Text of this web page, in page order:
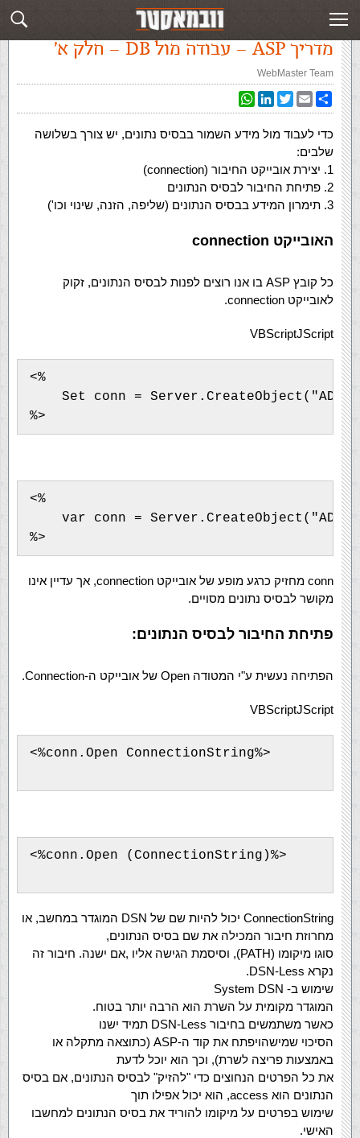
עמוד ראשי » מדריך ASP – עבודה מול DB – חלק א'
מדריך ASP – עבודה מול DB – חלק א'
WebMaster Team
WhatsAppLinkedInTwitterEmailShare
כדי לעבוד מול מידע השמור בבסיס נתונים, יש צורך בשלושה
שלבים:
1. יצירת אובייקט החיבור (connection)
2. פתיחת החיבור לבסיס הנתונים
3. תימרון המידע בבסיס הנתונים (שליפה, הזנה, שינוי וכו')
האובייקט connection
כל קובץ ASP בו אנו רוצים לפנות לבסיס הנתונים, זקוק
לאובייקט connection.
VBScriptJScript
<%
Set conn =
<%
var conn =
conn מחזיק כרגע מופע של אובייקט connection, אך עדיין אינו
מקושר לבסיס נתונים מסויים.
פתיחת החיבור לבסיס הנתונים:
הפתיחה נעשית ע"י המטודה Open של אובייקט ה-Connection.
VBScriptJScript
<%conn.Open ConnectionString%>
<%conn.Open (ConnectionString)%>
ConnectionString יכול להיות שם של DSN המוגדר במחשב, או
מחרוזת חיבור המכילה את שם בסיס הנתונים,
סוגו מיקומו (PATH), וסיסמת הגישה אליו ,אם ישנה. חיבור זה
נקרא DSN-Less.
שימוש ב- System DSN
המוגדר מקומית על השרת הוא הרבה יותר בטוח.
כאשר משתמשים בחיבור DSN-Less תמיד ישנו
הסיכוי שמישהויפתח את קוד ה-ASP (כתוצאה מתקלה או
באמצעות פריצה לשרת), וכך הוא יוכל לדעת
את כל הפרטים הנחוצים כדי "להזיק" לבסיס הנתונים, אם בסיס
הנתונים הוא access, הוא יכול אפילו תוך
שימוש בפרטים על מיקומו להוריד את בסיס הנתונים למחשבו
האישי.